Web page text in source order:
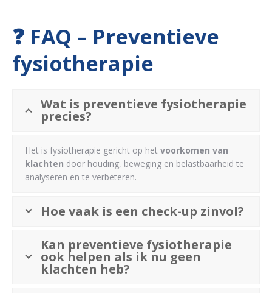
❓ FAQ – Preventieve
fysiotherapie
Wat is preventieve fysiotherapie
precies?
Het is fysiotherapie gericht op het voorkomen van
klachten door houding, beweging en belastbaarheid te
analyseren en te verbeteren.
Hoe vaak is een check-up zinvol?
Kan preventieve fysiotherapie
ook helpen als ik nu geen
klachten heb?